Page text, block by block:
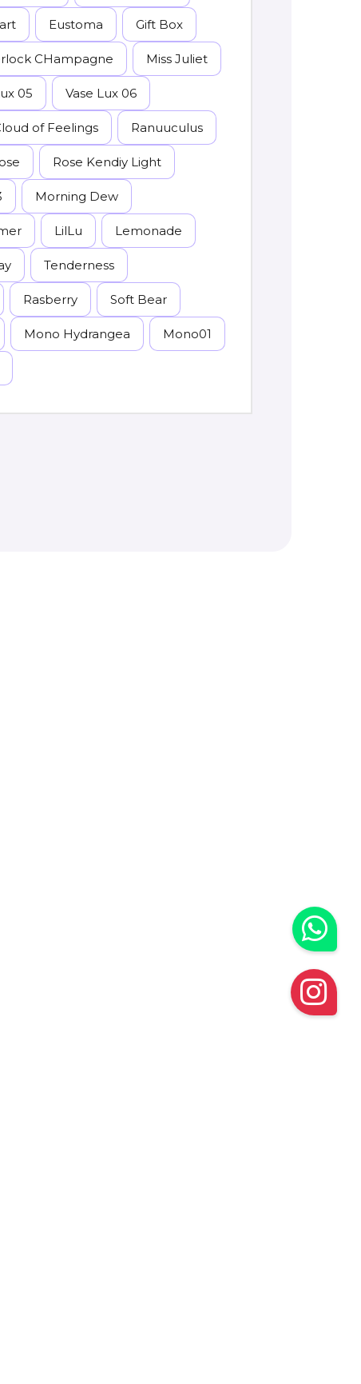
Eustoma Gift Box
CHampagne Miss Juliet
05 Vase Lux 06
of Feelings Ranuuculus
Rose Kendiy Light
Morning Dew
LilLu Lemonade
Tenderness
Rasberry Soft Bear
Mono Hydrangea Mono01